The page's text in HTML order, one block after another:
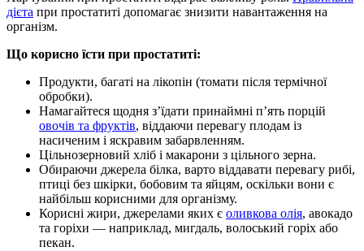
дієта при простатиті допомагає знизити навантаження на
організм.
Що корисно їсти при простатиті:
Продукти, багаті на лікопін (томати після термічної
обробки).
Намагайтеся щодня з’їдати принаймні п’ять порцій
овочів та фруктів, віддаючи перевагу плодам із
насиченим і яскравим забарвленням.
Цільнозерновий хліб і макарони з цільного зерна.
Обираючи джерела білка, варто віддавати перевагу рибі,
птиці без шкірки, бобовим та яйцям, оскільки вони є
найбільш корисними для організму.
Корисні жири, джерелами яких є оливкова олія, авокадо
та горіхи — наприклад, мигдаль, волоський горіх або
пекан.